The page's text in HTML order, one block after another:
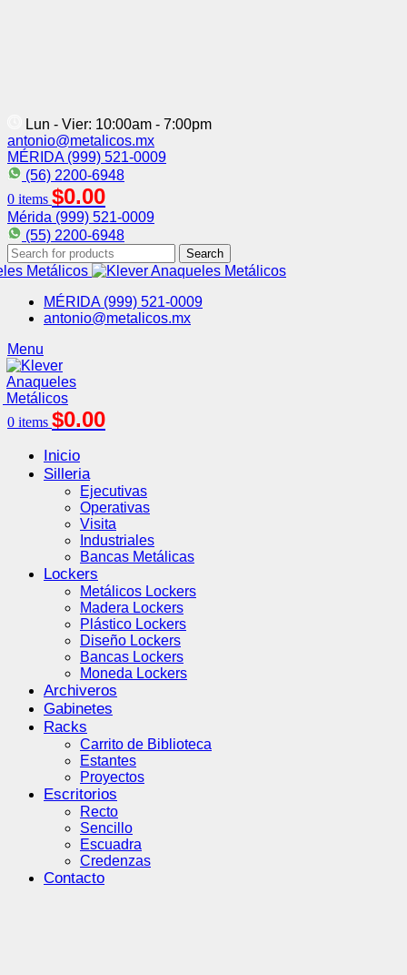
Lun - Vier: 10:00am - 7:00pm
antonio@metalicos.mx
MÉRIDA (999) 521-0009
(56) 2200-6948
0 items $0.00
Mérida (999) 521-0009
(55) 2200-6948
Search
MÉRIDA (999) 521-0009
antonio@metalicos.mx
Menu
0 items $0.00
Inicio
Silleria
Ejecutivas
Operativas
Visita
Industriales
Bancas Metálicas
Lockers
Metálicos Lockers
Madera Lockers
Plástico Lockers
Diseño Lockers
Bancas Lockers
Moneda Lockers
Archiveros
Gabinetes
Racks
Carrito de Biblioteca
Estantes
Proyectos
Escritorios
Recto
Sencillo
Escuadra
Credenzas
Contacto